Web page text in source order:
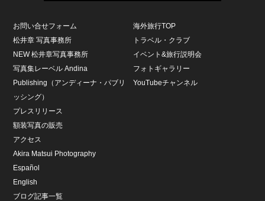
お問い合せフォーム
松井章 写真事務所
NEW 松井章写真事務所
写真集レーベル Andina
Publishing（アンディーナ・パブリ
ッシング）
プレスリリース
額装写真の販売
アクセス
Akira Matsui Photography
Español
English
ブログ記事一覧
海外旅行TOP
トラベル・クラブ
イベント&旅行説明会
フォトギャラリー
YouTubeチャンネル